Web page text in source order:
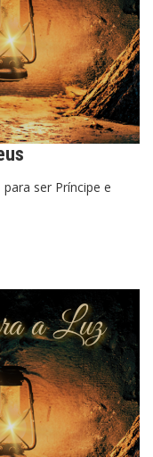
ser Príncipe e